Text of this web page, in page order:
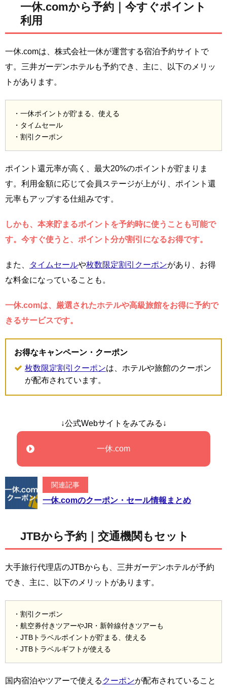
一休.comから予約｜今すぐポイント
利用
一休.comは、株式会社一休が運営する宿泊予約サイトで
す。三井ガーデンホテルも予約でき、主に、以下のメリッ
トがあります。
・一休ポイントが貯まる、使える
・タイムセール
・割引クーポン
ポイント還元率が高く、最大20%のポイントが貯まりま
す。利用金額に応じて会員ステージが上がり、ポイント還
元率もアップする仕組みです。
しかも、本来貯まるポイントを予約時に使うことも可能で
す。今すぐ使うと、ポイント分が割引になるお得です。
また、 タイムセールや枚数限定割引クーポンがあり、お得
な料金になっていることも。
一休.comは、厳選されたホテルや高級旅館をお得に予約で
きるサービスです。
お得なキャンペーン・クーポン
枚数限定割引クーポンは、ホテルや旅館のクーポン
が配布されています。
↓公式Webサイトをみてみる↓
一休.com
関連記事
一休.comのクーポン・セール情報まとめ
JTBから予約｜交通機関もセット
大手旅行代理店のJTBからも、三井ガーデンホテルが予約
でき、主に、以下のメリットがあります。
・割引クーポン
・航空券付きツアーやJR・新幹線付きツアーも
・JTBトラベルポイントが貯まる、使える
・JTBトラベルギフトが使える
国内宿泊やツアーで使える クーポンが配布されていること